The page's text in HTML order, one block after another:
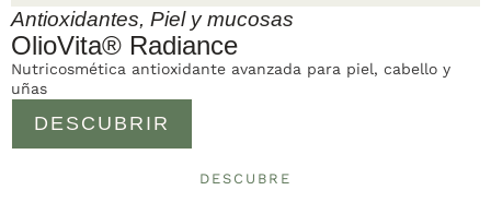
Antioxidantes, Piel y mucosas
OlioVita® Radiance
DESCUBRIR
Nutricosmética antioxidante avanzada para piel, cabello y
uñas
DESCUBRE